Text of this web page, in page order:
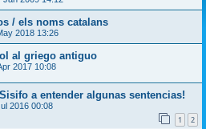
/ els noms catalans
2018 13:26
al griego antiguo
2017 10:08
a entender algunas sentencias!
2016 00:08
1 2